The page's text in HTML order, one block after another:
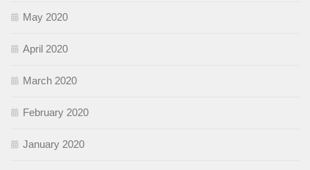
May 2020
April 2020
March 2020
February 2020
January 2020